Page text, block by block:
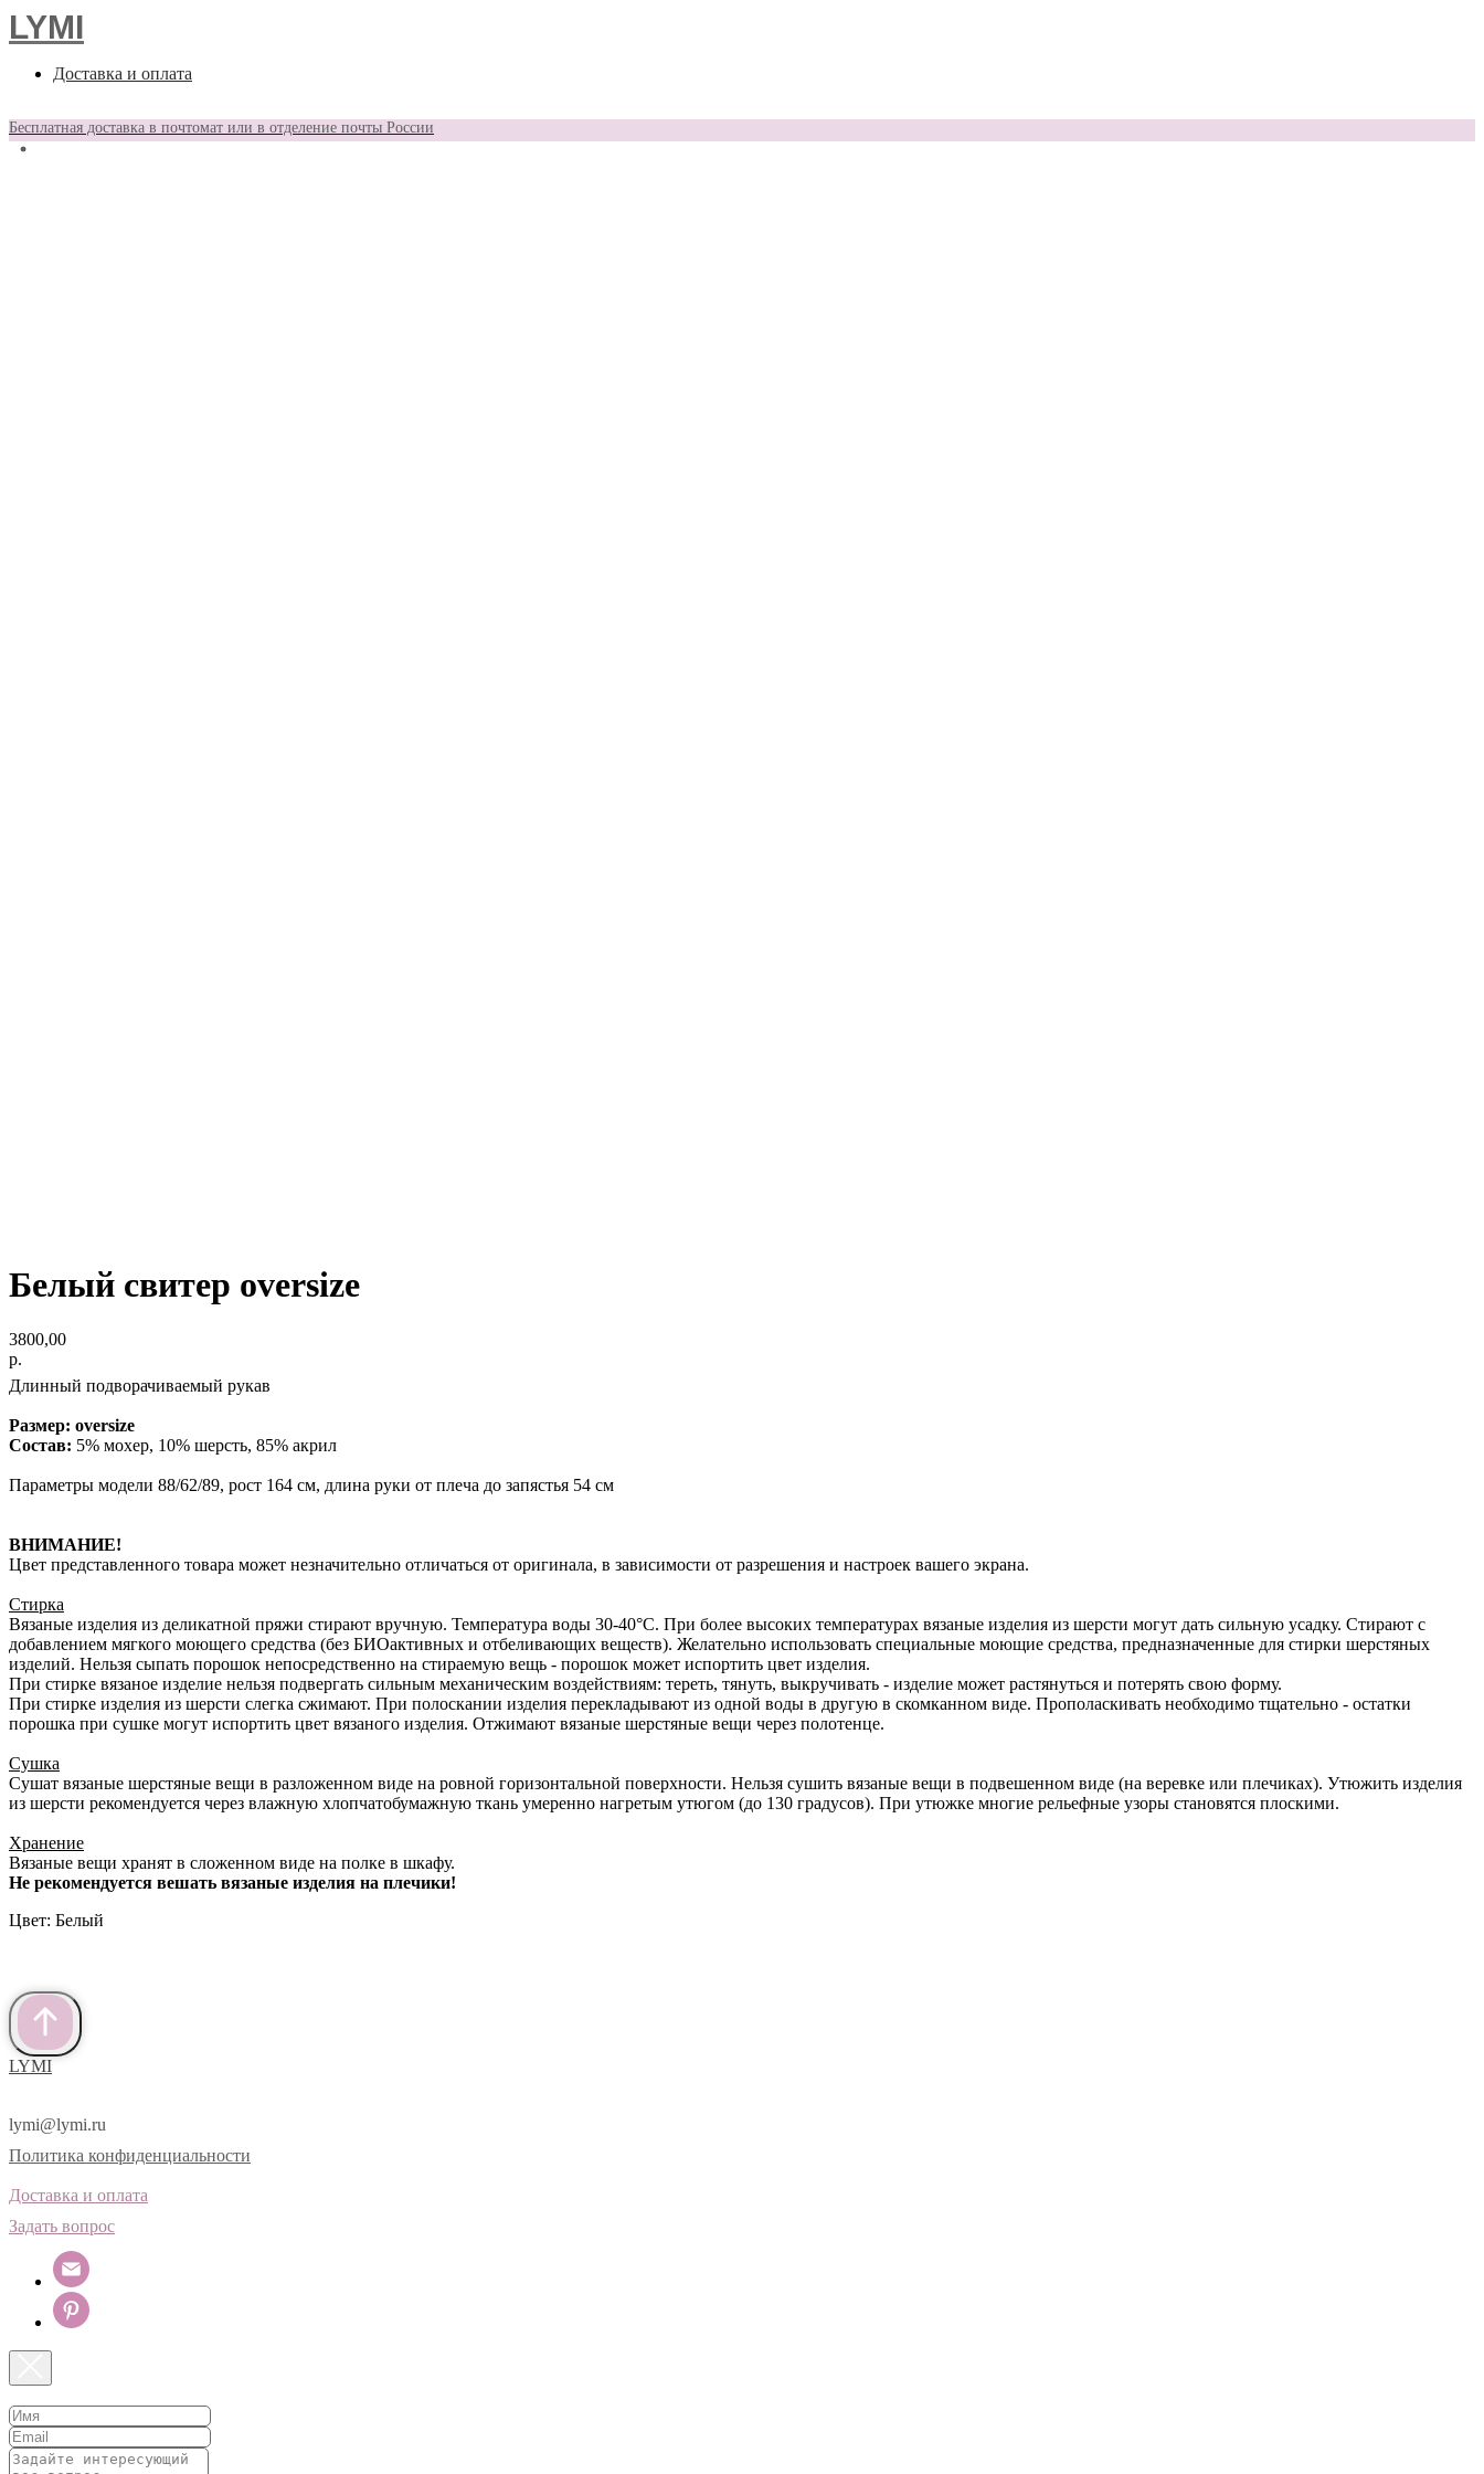
LYMI
Доставка и оплата
Бесплатная доставка в почтомат или в отделение почты России
Белый свитер oversize
3800,00
р.
Длинный подворачиваемый рукав
Размер: oversize
Состав: 5% мохер, 10% шерсть, 85% акрил
Параметры модели 88/62/89, рост 164 см, длина руки от плеча до запястья 54 см
ВНИМАНИЕ!
Цвет представленного товара может незначительно отличаться от оригинала, в зависимости от разрешения и настроек вашего экрана.
Стирка
Вязаные изделия из деликатной пряжи стирают вручную. Температура воды 30-40°C. При более высоких температурах вязаные изделия из шерсти могут дать сильную усадку. Стирают с
добавлением мягкого моющего средства (без БИОактивных и отбеливающих веществ). Желательно использовать специальные моющие средства, предназначенные для стирки шерстяных
изделий. Нельзя сыпать порошок непосредственно на стираемую вещь - порошок может испортить цвет изделия.
При стирке вязаное изделие нельзя подвергать сильным механическим воздействиям: тереть, тянуть, выкручивать - изделие может растянуться и потерять свою форму.
При стирке изделия из шерсти слегка сжимают. При полоскании изделия перекладывают из одной воды в другую в скомканном виде. Прополаскивать необходимо тщательно - остатки
порошка при сушке могут испортить цвет вязаного изделия. Отжимают вязаные шерстяные вещи через полотенце.
Сушка
Сушат вязаные шерстяные вещи в разложенном виде на ровной горизонтальной поверхности. Нельзя сушить вязаные вещи в подвешенном виде (на веревке или плечиках). Утюжить изделия
из шерсти рекомендуется через влажную хлопчатобумажную ткань умеренно нагретым утюгом (до 130 градусов). При утюжке многие рельефные узоры становятся плоскими.
Хранение
Вязаные вещи хранят в сложенном виде на полке в шкафу.
Не рекомендуется вешать вязаные изделия на плечики!
Цвет: Белый
LYMI
lymi@lymi.ru
Политика конфиденциальности
Доставка и оплата
Задать вопрос